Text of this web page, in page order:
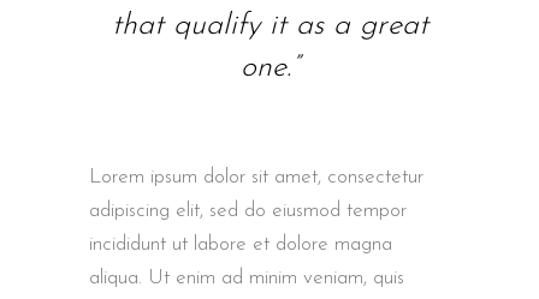
that qualify it as a great
one.”
Lorem ipsum dolor sit amet, consectetur
adipiscing elit, sed do eiusmod tempor
incididunt ut labore et dolore magna
aliqua. Ut enim ad minim veniam, quis